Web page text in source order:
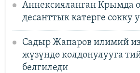
Аннексияланган Крымда
десанттык катерге сокку
Садыр Жапаров илимий
жүзүндө колдонулууга
белгиледи